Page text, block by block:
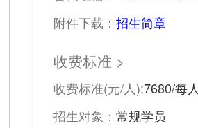
附件下载：招生简章
收费标准 >
收费标准(元/人):7680/每人
招生对象：常规学员